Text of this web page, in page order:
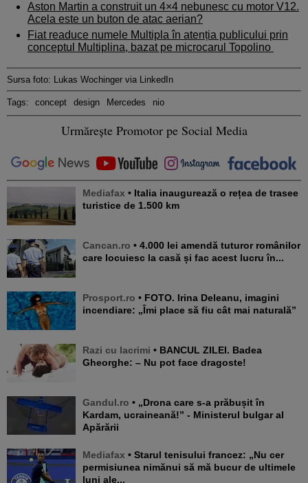
Aston Martin a construit un 4×4 nebunesc cu motor V12.
Acela este un buton de atac aerian?
Fiat readuce numele Multipla în atenția publicului prin
conceptul Multiplina, bazat pe microcarul Topolino
Sursa foto: Lukas Wochinger via LinkedIn
Tags: concept design Mercedes nio
Urmărește Promotor pe Social Media
Mediafax • Italia inaugurează o rețea de trasee
turistice de 1.500 km
Cancan.ro • 4.000 lei amendă tuturor românilor
care locuiesc la casă și fac acest lucru în...
Prosport.ro • FOTO. Irina Deleanu, imagini
incendiare: „Îmi place să fiu cât mai naturală”
Razi cu lacrimi • BANCUL ZILEI. Badea
Gheorghe: – Nu pot face dragoste!
Gandul.ro • „Drona care s-a prăbușit în
Kardam, ucraineană!” - Ministerul bulgar al
Apărării
Mediafax • Starul tenisului francez: „Nu cer
permisiunea nimănui să mă bucur de ultimele
luni ale...